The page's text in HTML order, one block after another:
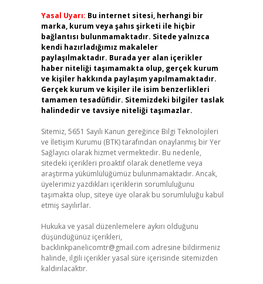
Yasal Uyarı: Bu internet sitesi, herhangi bir
marka, kurum veya şahıs şirketi ile hiçbir
bağlantısı bulunmamaktadır. Sitede yalnızca
kendi hazırladığımız makaleler
paylaşılmaktadır. Burada yer alan içerikler
haber niteliği taşımamakta olup, gerçek kurum
ve kişiler hakkında paylaşım yapılmamaktadır.
Gerçek kurum ve kişiler ile isim benzerlikleri
tamamen tesadüfidir. Sitemizdeki bilgiler taslak
halindedir ve tavsiye niteliği taşımazlar.
Sitemiz, 5651 Sayılı Kanun gereğince Bilgi Teknolojileri
ve İletişim Kurumu (BTK) tarafından onaylanmış bir Yer
Sağlayıcı olarak hizmet vermektedir. Bu nedenle,
sitedeki içerikleri proaktif olarak denetleme veya
araştırma yükümlülüğümüz bulunmamaktadır. Ancak,
üyelerimiz yazdıkları içeriklerin sorumluluğunu
taşımakta olup, siteye üye olarak bu sorumluluğu kabul
etmiş sayılırlar.
Hukuka ve yasal düzenlemelere aykırı olduğunu
düşündüğünüz içerikleri,
backlinkpanelicomtr@gmail.com adresine bildirmeniz
halinde, ilgili içerikler yasal süre içerisinde sitemizden
kaldırılacaktır.